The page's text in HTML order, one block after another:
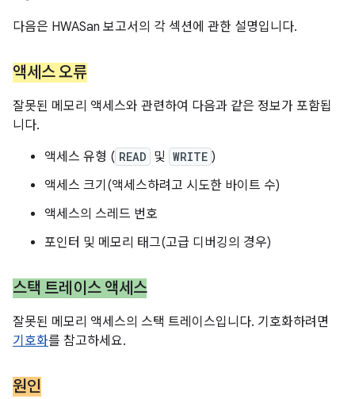
다음은 HWASan 보고서의 각 섹션에 관한 설명입니다.
액세스 오류
잘못된 메모리 액세스와 관련하여 다음과 같은 정보가 포함됩
니다.
액세스 유형 ( READ 및 WRITE )
액세스 크기(액세스하려고 시도한 바이트 수)
액세스의 스레드 번호
포인터 및 메모리 태그(고급 디버깅의 경우)
스택 트레이스 액세스
잘못된 메모리 액세스의 스택 트레이스입니다. 기호화하려면
기호화를 참고하세요.
원인